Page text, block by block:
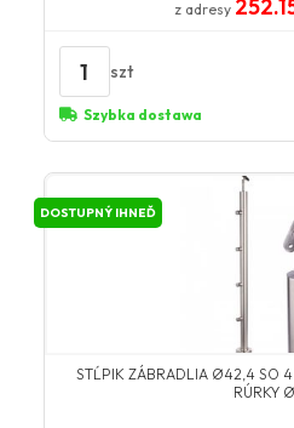
z adresy
1 szt
Szybka dostawa
DOSTUPNÝ IHNEĎ
STĹPIK ZÁBRADLIA Ø42,4 SO
RÚRKY